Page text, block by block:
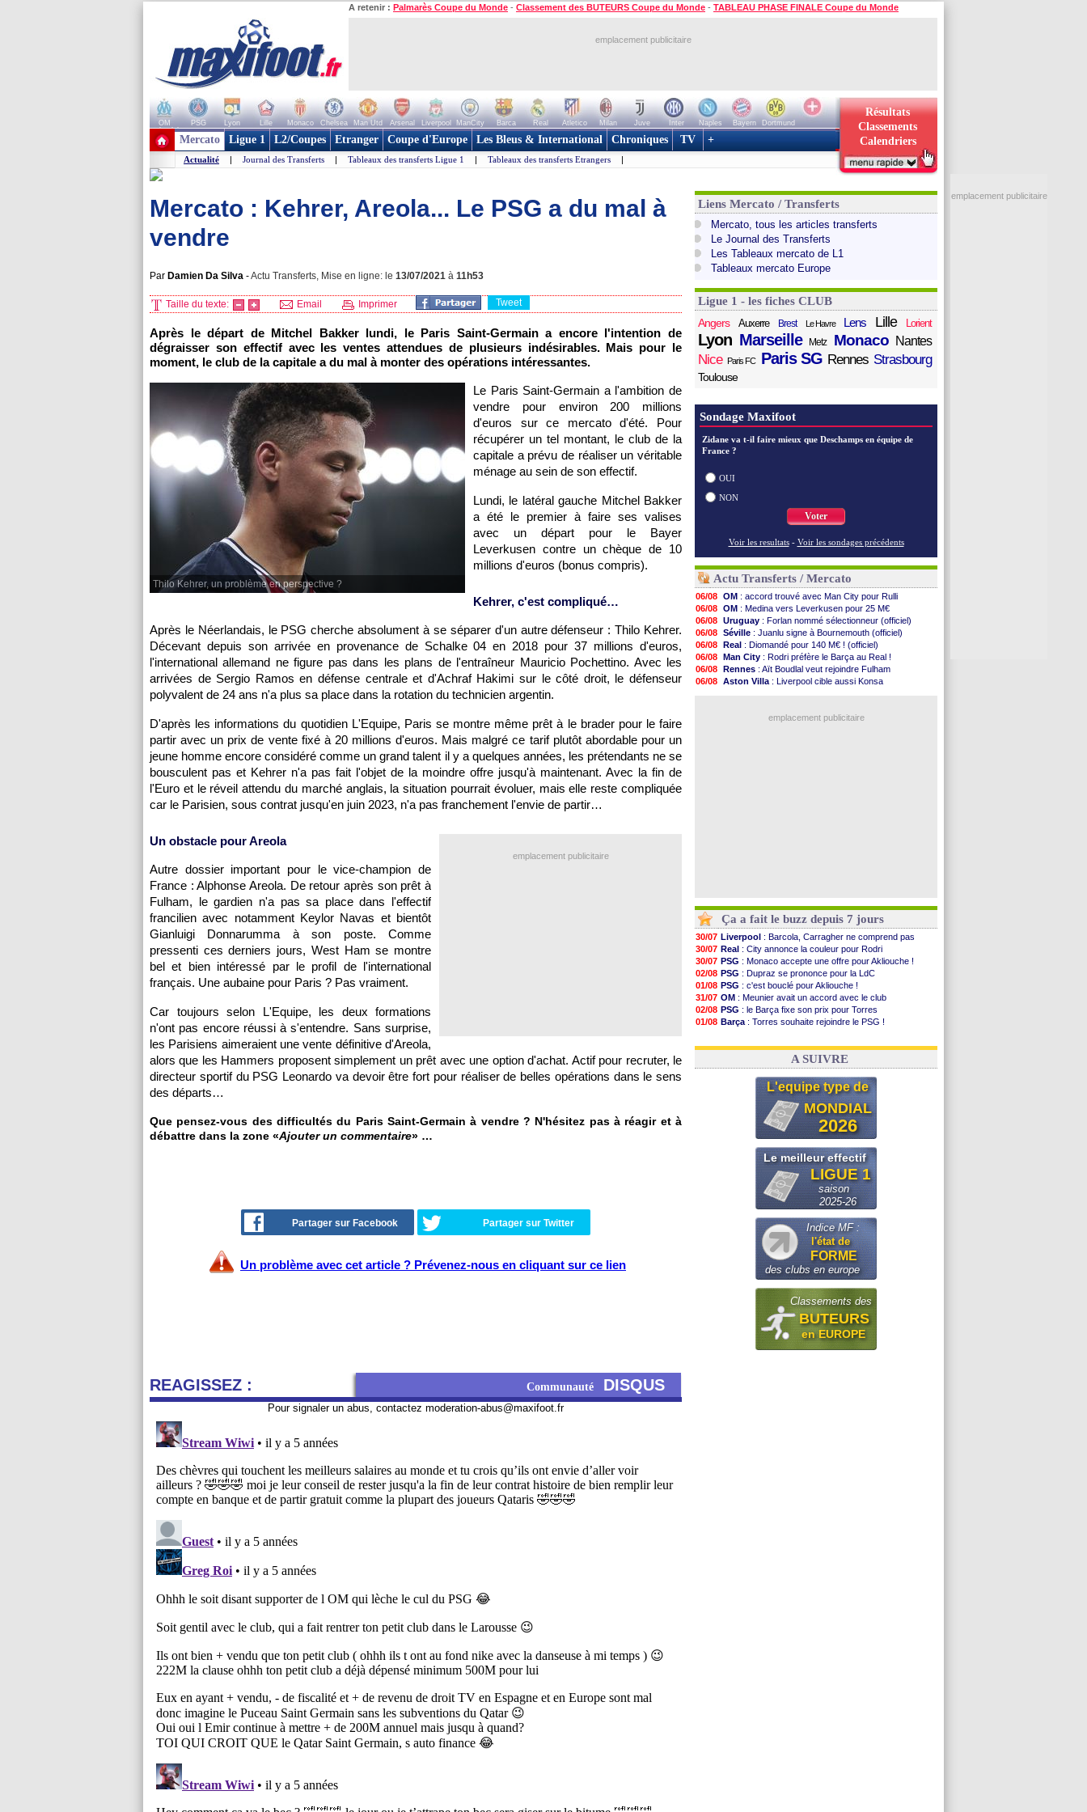
A retenir : Palmarès Coupe du Monde - Classement des BUTEURS Coupe du Monde - TABLEAU PHASE FINALE Coupe du Monde
emplacement publicitaire
OM PSG Lyon Lille Monaco Chelsea Man Utd Arsenal Liverpool ManCity Barca Real Atletico Milan Juve Inter Naples Bayern
Dortmund
+ de clubs
Résultats
Classements
Calendriers
Mercato Ligue 1 L2/Coupes Etranger Coupe d'Europe Les Bleus & International Chroniques TV +
Actualité | Journal des Transferts | Tableaux des transferts Ligue 1 | Tableaux des transferts Etrangers |
Mercato : Kehrer, Areola... Le PSG a du mal à
vendre
Par Damien Da Silva -Actu Transferts, Mise en ligne: le 13/07/2021 à 11h53
Taille du texte: Email Imprimer Tweet
Après le départ de Mitchel Bakker lundi, le Paris Saint-Germain a encore l'intention de
dégraisser son effectif avec les ventes attendues de plusieurs indésirables. Mais pour le
moment, le club de la capitale a du mal à monter des opérations intéressantes.
Thilo Kehrer, un problème en perspective ?
Le Paris Saint-Germain a l'ambition de
vendre pour environ 200 millions
d'euros sur ce mercato d'été. Pour
récupérer un tel montant, le club de la
capitale a prévu de réaliser un véritable
ménage au sein de son effectif.
Lundi, le latéral gauche Mitchel Bakker
a été le premier à faire ses valises
avec un départ pour le Bayer
Leverkusen contre un chèque de 10
millions d'euros (bonus compris).
Kehrer, c'est compliqué…
Après le Néerlandais, le PSG cherche absolument à se séparer d'un autre défenseur : Thilo Kehrer.
Décevant depuis son arrivée en provenance de Schalke 04 en 2018 pour 37 millions d'euros,
l'international allemand ne figure pas dans les plans de l'entraîneur Mauricio Pochettino. Avec les
arrivées de Sergio Ramos en défense centrale et d'Achraf Hakimi sur le côté droit, le défenseur
polyvalent de 24 ans n'a plus sa place dans la rotation du technicien argentin.
D'après les informations du quotidien L'Equipe, Paris se montre même prêt à le brader pour le faire
partir avec un prix de vente fixé à 20 millions d'euros. Mais malgré ce tarif plutôt abordable pour un
jeune homme encore considéré comme un grand talent il y a quelques années, les prétendants ne se
bousculent pas et Kehrer n'a pas fait l'objet de la moindre offre jusqu'à maintenant. Avec la fin de
l'Euro et le réveil attendu du marché anglais, la situation pourrait évoluer, mais elle reste compliquée
car le Parisien, sous contrat jusqu'en juin 2023, n'a pas franchement l'envie de partir…
emplacement publicitaire
Un obstacle pour Areola
Autre dossier important pour le vice-champion de
France : Alphonse Areola. De retour après son prêt à
Fulham, le gardien n'a pas sa place dans l'effectif
francilien avec notamment Keylor Navas et bientôt
Gianluigi Donnarumma à son poste. Comme
pressenti ces derniers jours, West Ham se montre
bel et bien intéressé par le profil de l'international
français. Une aubaine pour Paris ? Pas vraiment.
Car toujours selon L'Equipe, les deux formations
n'ont pas encore réussi à s'entendre. Sans surprise,
les Parisiens aimeraient une vente définitive d'Areola,
alors que les Hammers proposent simplement un prêt avec une option d'achat. Actif pour recruter, le
directeur sportif du PSG Leonardo va devoir être fort pour réaliser de belles opérations dans le sens
des départs…
Que pensez-vous des difficultés du Paris Saint-Germain à vendre ? N'hésitez pas à réagir et à
débattre dans la zone «Ajouter un commentaire» …
Partager sur Facebook Partager sur Twitter
Un problème avec cet article ? Prévenez-nous en cliquant sur ce lien
REAGISSEZ : Communauté DISQUS
Pour signaler un abus, contactez moderation-abus@maxifoot.fr
Liens Mercato / Transferts
Mercato, tous les articles transferts
Le Journal des Transferts
Les Tableaux mercato de L1
Tableaux mercato Europe
Ligue 1 - les fiches CLUB
Angers
Auxerre Brest Le Havre Lens Lille Lorient
Lyon Marseille Metz Monaco Nantes
Nice Paris FC Paris SG Rennes Strasbourg
Toulouse
Sondage Maxifoot
Zidane va t-il faire mieux que Deschamps en équipe de
France ?
OUI
NON
Voter
Voir les resultats - Voir les sondages précédents
Actu Transferts / Mercato
06/08 OM : accord trouvé avec Man City pour Rulli
06/08 OM : Medina vers Leverkusen pour 25 M€
06/08 Uruguay : Forlan nommé sélectionneur (officiel)
06/08 Séville : Juanlu signe à Bournemouth (officiel)
06/08 Real : Diomandé pour 140 M€ ! (officiel)
06/08 Man City : Rodri préfère le Barça au Real !
06/08 Rennes : Aït Boudlal veut rejoindre Fulham
06/08 Aston Villa : Liverpool cible aussi Konsa
Trabzonspor: Salah a signé ! (officiel)
emplacement publicitaire
Ça a fait le buzz depuis 7 jours
30/07 Liverpool : Barcola, Carragher ne comprend pas
30/07 Real : City annonce la couleur pour Rodri
30/07 PSG : Monaco accepte une offre pour Akliouche !
02/08 PSG : Dupraz se prononce pour la LdC
01/08 PSG : c'est bouclé pour Akliouche !
31/07 OM : Meunier avait un accord avec le club
02/08 PSG : le Barça fixe son prix pour Torres
01/08 Barça : Torres souhaite rejoindre le PSG !
03/08 Argentine: quand Medina recadre... sa mère
A SUIVRE
L'equipe type de
MONDIAL
2026
Le meilleur effectif
LIGUE 1
saison
2025-26
Indice MF :
l'état de
FORME
des clubs en europe
Classements des
BUTEURS
en EUROPE
emplacement publicitaire